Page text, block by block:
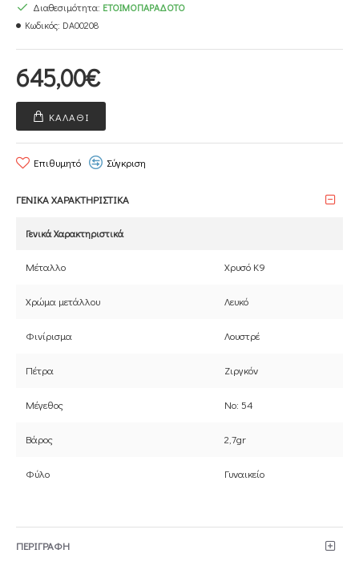
645,00€
Διαθεσιμότητα: ΕΤΟΙΜΟΠΑΡΆΔΟΤΟ
Κωδικός: DA00208
ΚΑΛΆΘΙ
Επιθυμητό Σύγκριση
ΓΕΝΙΚΑ ΧΑΡΑΚΤΗΡΙΣΤΙΚΑ
Γενικά Χαρακτηριστικά
Μέταλλο Χρυσό Κ9
Χρώμα μετάλλου Λευκό
Φινίρισμα Λουστρέ
Πέτρα Ζιργκόν
Μέγεθος Νο: 54
Βάρος 2,7gr
Φύλο Γυναικείο
ΠΕΡΙΓΡΑΦΗ